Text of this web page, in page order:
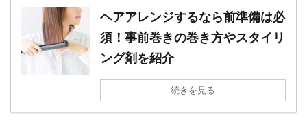
ヘアアレンジするなら前準備は必
須！事前巻きの巻き方やスタイリ
ング剤を紹介
続きを見る